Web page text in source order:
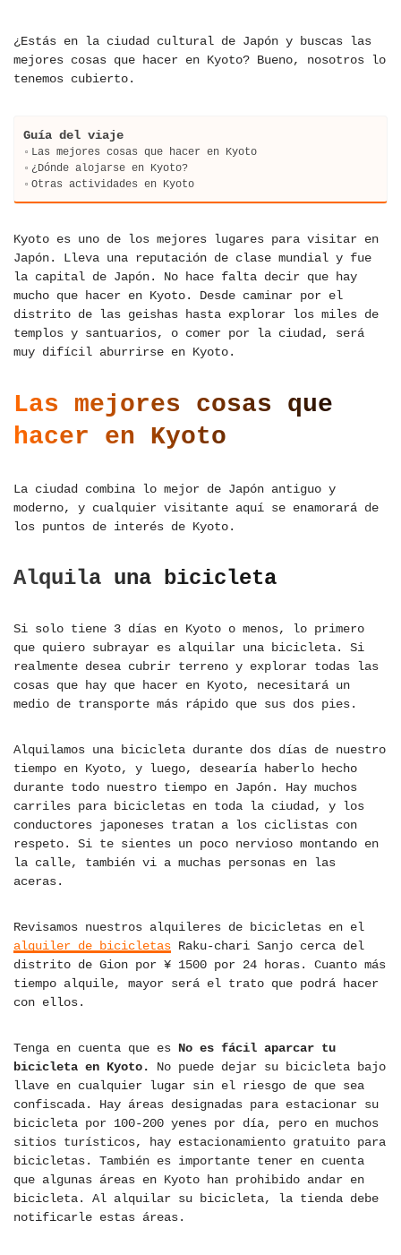
¿Estás en la ciudad cultural de Japón y buscas las
mejores cosas que hacer en Kyoto? Bueno, nosotros lo
tenemos cubierto.
Guía del viaje
Las mejores cosas que hacer en Kyoto
¿Dónde alojarse en Kyoto?
Otras actividades en Kyoto
Kyoto es uno de los mejores lugares para visitar en
Japón. Lleva una reputación de clase mundial y fue
la capital de Japón. No hace falta decir que hay
mucho que hacer en Kyoto. Desde caminar por el
distrito de las geishas hasta explorar los miles de
templos y santuarios, o comer por la ciudad, será
muy difícil aburrirse en Kyoto.
Las mejores cosas que
hacer en Kyoto
La ciudad combina lo mejor de Japón antiguo y
moderno, y cualquier visitante aquí se enamorará de
los puntos de interés de Kyoto.
Alquila una bicicleta
Si solo tiene 3 días en Kyoto o menos, lo primero
que quiero subrayar es alquilar una bicicleta. Si
realmente desea cubrir terreno y explorar todas las
cosas que hay que hacer en Kyoto, necesitará un
medio de transporte más rápido que sus dos pies.
Alquilamos una bicicleta durante dos días de nuestro
tiempo en Kyoto, y luego, desearía haberlo hecho
durante todo nuestro tiempo en Japón. Hay muchos
carriles para bicicletas en toda la ciudad, y los
conductores japoneses tratan a los ciclistas con
respeto. Si te sientes un poco nervioso montando en
la calle, también vi a muchas personas en las
aceras.
Revisamos nuestros alquileres de bicicletas en el
alquiler de bicicletas Raku-chari Sanjo cerca del
distrito de Gion por ¥ 1500 por 24 horas. Cuanto más
tiempo alquile, mayor será el trato que podrá hacer
con ellos.
Tenga en cuenta que es No es fácil aparcar tu
bicicleta en Kyoto. No puede dejar su bicicleta bajo
llave en cualquier lugar sin el riesgo de que sea
confiscada. Hay áreas designadas para estacionar su
bicicleta por 100-200 yenes por día, pero en muchos
sitios turísticos, hay estacionamiento gratuito para
bicicletas. También es importante tener en cuenta
que algunas áreas en Kyoto han prohibido andar en
bicicleta. Al alquilar su bicicleta, la tienda debe
notificarle estas áreas.